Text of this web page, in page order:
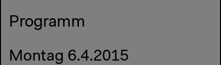
Programm
Montag 6.4.2015